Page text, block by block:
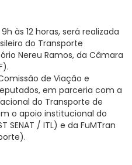
às 12 horas, será realizada
do Transporte
Nereu Ramos, da Câmara
de Viação e
em parceria com a
do Transporte de
o apoio institucional do
SENAT / ITL) e da FuMTran